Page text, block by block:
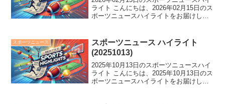
ライト こんにちは、2026年02月15日のス
ポーツニュースハイライトをお届けしま
阪神戦でのトラブルも。さらに欧勝馬の
披...
スポーツニュース
スポーツニュース ハイライト
(20251013)
2025年10月13日のスポーツニュースハイ
ライト こんにちは、2025年10月13日のス
ポーツニュースハイライトをお届けしま